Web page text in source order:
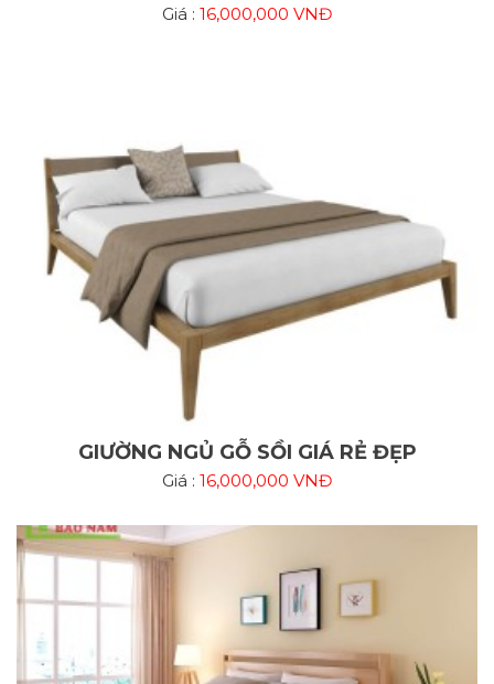
Giá : 16,000,000 VNĐ
GIƯỜNG NGỦ GỖ SỒI GIÁ RẺ ĐẸP
Giá : 16,000,000 VNĐ